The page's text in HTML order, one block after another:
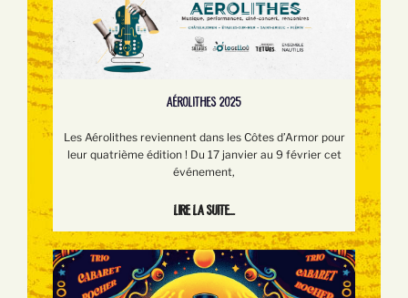
AÉROLITHES 2025
Les Aérolithes reviennent dans les Côtes d’Armor pour
leur quatrième édition ! Du 17 janvier au 9 février cet
événement,
Lire la suite...